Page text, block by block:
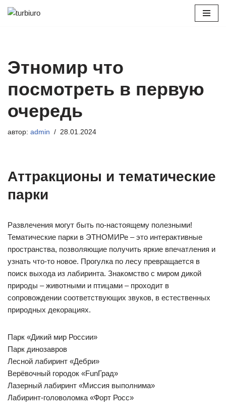
Этномир что
посмотреть в первую
очередь
автор: admin 28.01.2024
Аттракционы и тематические
парки
Развлечения могут быть по-настоящему полезными!
Тематические парки в ЭТНОМИРе – это интерактивные
пространства, позволяющие получить яркие впечатления и
узнать что-то новое. Прогулка по лесу превращается в
поиск выхода из лабиринта. Знакомство с миром дикой
природы – животными и птицами – проходит в
сопровождении соответствующих звуков, в естественных
природных декорациях.
Парк «Дикий мир России»
Парк динозавров
Лесной лабиринт «Дебри»
Верёвочный городок «FunГрад»
Лазерный лабиринт «Миссия выполнима»
Лабиринт-головоломка «Форт Росс»